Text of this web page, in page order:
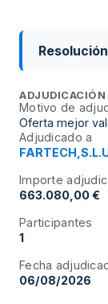
Resolución
ADJUDICACIÓN
Motivo de
Oferta mejor
Adjudicado a
Importe
663.080,00 €
Participantes
1
Fecha
06/08/2026